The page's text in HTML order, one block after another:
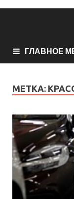
ГЛАВНОЕ
МЕТКА: